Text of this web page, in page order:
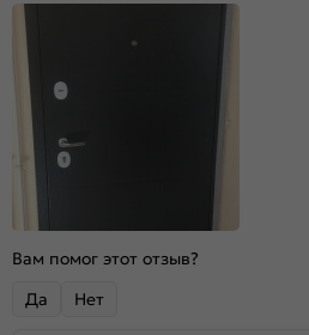
Вам помог этот отзыв?
Да
Нет